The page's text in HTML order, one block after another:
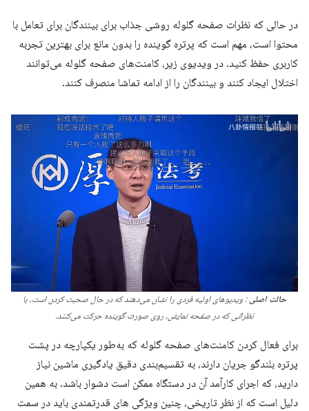
در حالی که نظرات صفحه گلوله روشی جذاب برای بینندگان برای تعامل با
محتوا است، مهم است که پرتره گوینده را بدون مانع برای بهترین تجربه
کاربری حفظ کنید. در ویدیوی زیر، کامنت‌های صفحه گلوله می‌توانند
اختلال ایجاد کنند و بینندگان را از ادامه تماشا منصرف کنند.
حالت اصلی: ویدیوهای اولیه فردی را نشان می‌دهند که در حال صحبت کردن است، با
نظراتی که در صفحه نمایش، روی صورت گوینده حرکت می‌کنند.
برای فعال کردن کامنت‌های صفحه گلوله که به‌طور یکپارچه در پشت
پرتره بلندگو جریان دارند، به تقسیم‌بندی دقیق یادگیری ماشین نیاز
دارید، که اجرای کارآمد آن در دستگاه ممکن است دشوار باشد. به همین
دلیل است که از نظر تاریخی، چنین ویژگی های قدرتمندی باید در سمت